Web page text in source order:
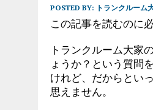
POSTED BY: トランクルーム
この記事を読むのに
トランクルーム大家
ょうか？という質問
けれど、だからとい
思えません。